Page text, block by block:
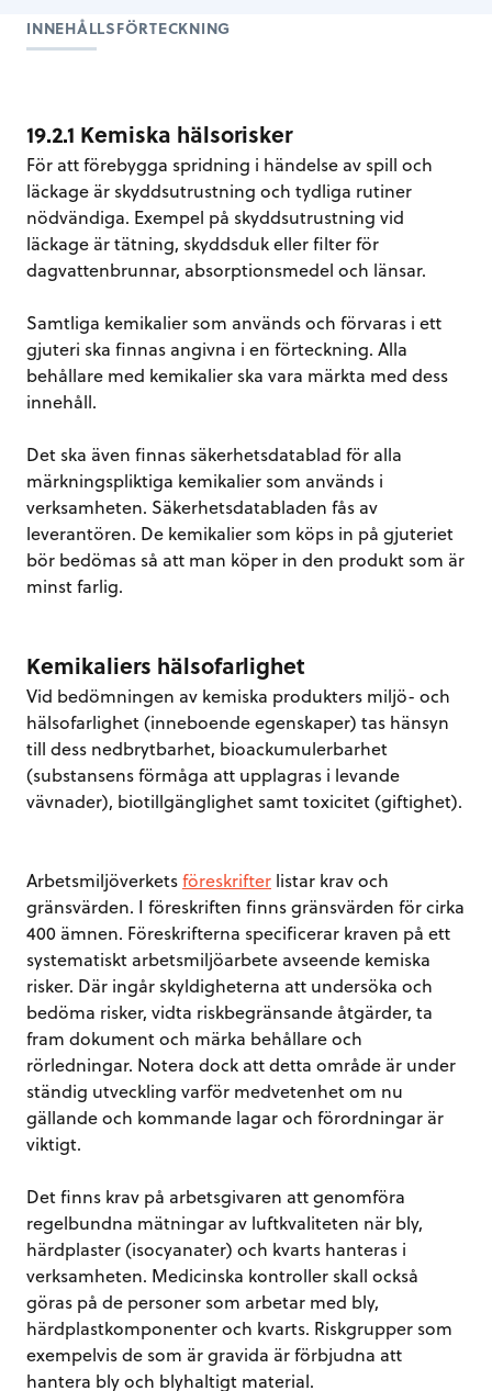
INNEHÅLLSFÖRTECKNING
19.2.1 Kemiska hälsorisker
För att förebygga spridning i händelse av spill och
läckage är skyddsutrustning och tydliga rutiner
nödvändiga. Exempel på skyddsutrustning vid
läckage är tätning, skyddsduk eller filter för
dagvattenbrunnar, absorptionsmedel och länsar.
Samtliga kemikalier som används och förvaras i ett
gjuteri ska finnas angivna i en förteckning. Alla
behållare med kemikalier ska vara märkta med dess
innehåll.
Det ska även finnas säkerhetsdatablad för alla
märkningspliktiga kemikalier som används i
verksamheten. Säkerhetsdatabladen fås av
leverantören. De kemikalier som köps in på gjuteriet
bör bedömas så att man köper in den produkt som är
minst farlig.
Kemikaliers hälsofarlighet
Vid bedömningen av kemiska produkters miljö- och
hälsofarlighet (inneboende egenskaper) tas hänsyn
till dess nedbrytbarhet, bioackumulerbarhet
(substansens förmåga att upplagras i levande
vävnader), biotillgänglighet samt toxicitet (giftighet).
Arbetsmiljöverketsföreskrifter listar krav och
gränsvärden. I föreskriften finns gränsvärden för cirka
400 ämnen. Föreskrifterna specificerar kraven på ett
systematiskt arbetsmiljöarbete avseende kemiska
risker. Där ingår skyldigheterna att undersöka och
bedöma risker, vidta riskbegränsande åtgärder, ta
fram dokument och märka behållare och
rörledningar. Notera dock att detta område är under
ständig utveckling varför medvetenhet om nu
gällande och kommande lagar och förordningar är
viktigt.
Det finns krav på arbetsgivaren att genomföra
regelbundna mätningar av luftkvaliteten när bly,
härdplaster (isocyanater) och kvarts hanteras i
verksamheten. Medicinska kontroller skall också
göras på de personer som arbetar med bly,
härdplastkomponenter och kvarts. Riskgrupper som
exempelvis de som är gravida är förbjudna att
hantera bly och blyhaltigt material.